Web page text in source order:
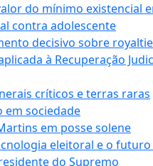
do mínimo existencial
contra adolescente
decisivo sobre
à Recuperação
críticos e terras raras
em sociedade
em posse solene
eleitoral e o
do Supremo